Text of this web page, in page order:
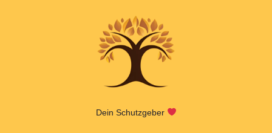
Dein Schutzgeber